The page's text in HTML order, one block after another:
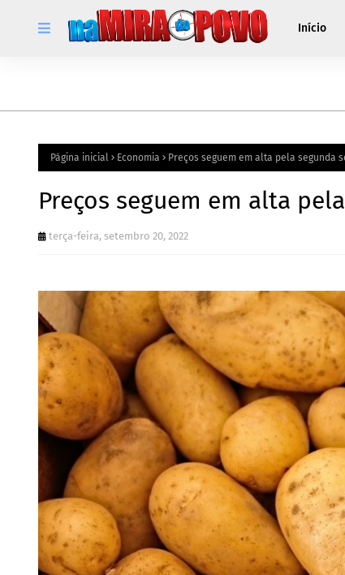
Início
Página inicial Economia Preços seguem em alta pela segunda
Preços seguem em alta
terça-feira, setembro 20, 2022